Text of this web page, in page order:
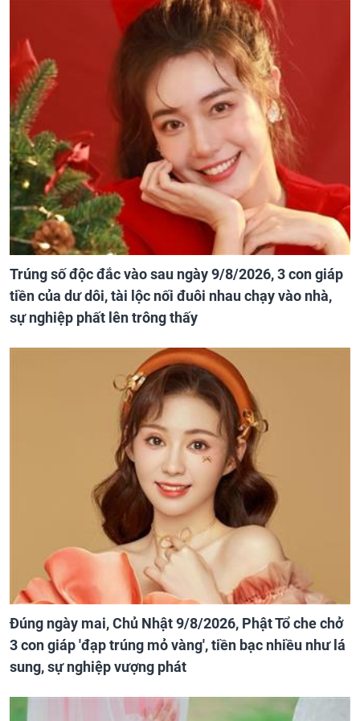
Trúng số độc đắc vào sau ngày 9/8/2026, 3 con giáp
tiền của dư dôi, tài lộc nối đuôi nhau chạy vào nhà,
sự nghiệp phất lên trông thấy
Đúng ngày mai, Chủ Nhật 9/8/2026, Phật Tổ che chở
3 con giáp 'đạp trúng mỏ vàng', tiền bạc nhiều như lá
sung, sự nghiệp vượng phát